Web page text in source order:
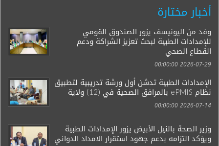
أخبار مختارة
وفد من اليونيسف يزور الصندوق القومي
للإمدادات الطبية لبحث تعزيز الشراكة ودعم
القطاع الصحي
2026-07-29 00:00:00
الإمدادات الطبية تدشن أول ورشة تدريبية لتطبيق
نظام ePMIS بالمرافق الصحية في (12) ولاية
2026-07-14 00:00:00
وزير الصحة بالنيل الأبيض يزور الإمدادات الطبية
ويؤكد التزامه بدعم جهود استقرار الامداد الدوائي